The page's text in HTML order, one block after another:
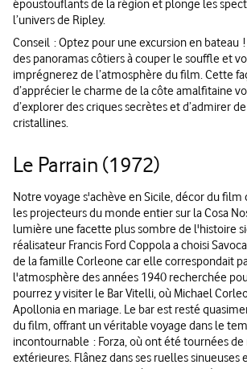
époustouflants de la région et plonge les
l’univers de Ripley.
Conseil : Optez pour une excursion en bateau
des panoramas côtiers à couper le souffle et
imprégnerez de l’atmosphère du film. Cette
d’apprécier le charme de la côte amalfitaine
d’explorer des criques secrètes et d’admirer
cristallines.
Le Parrain (1972)
Notre voyage s'achève en Sicile, décor du film
les projecteurs du monde entier sur la Cosa
lumière une facette plus sombre de l'histoire
réalisateur Francis Ford Coppola a choisi
de la famille Corleone car elle correspondait
l'atmosphère des années 1940 recherchée
pourrez y visiter le Bar Vitelli, où Michael
Apollonia en mariage. Le bar est resté
du film, offrant un véritable voyage dans le
incontournable : Forza, où ont été tournées
extérieures. Flânez dans ses ruelles sinueuses